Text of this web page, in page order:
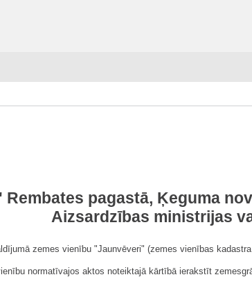
pagastā, Ķeguma
Aizsardzības ministrijas
zemes vienību "Jaunvēveri" (zemes vienības
normatīvajos aktos noteiktajā kārtībā ierakstīt